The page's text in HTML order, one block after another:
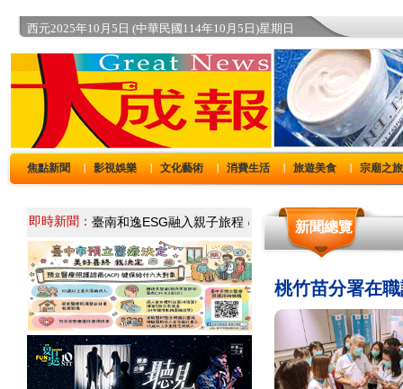
西元2025年10月5日 (中華民國114年10月5日)星期日
焦點新聞 影視娛樂 文化藝術 消費生活 旅遊美食 宗廟之旅
即時新聞： 新聞總覽
桃竹苗分署在